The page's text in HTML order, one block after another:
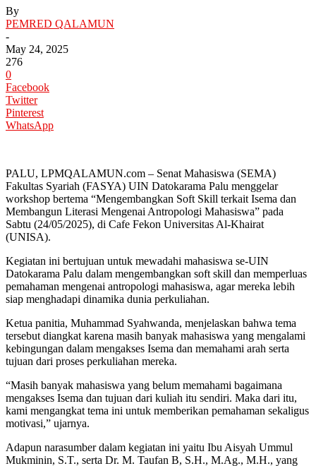
By
PEMRED QALAMUN
-
May 24, 2025
276
0
Facebook
Twitter
Pinterest
WhatsApp
PALU, LPMQALAMUN.com – Senat Mahasiswa (SEMA)
Fakultas Syariah (FASYA) UIN Datokarama Palu menggelar
workshop bertema “Mengembangkan Soft Skill terkait Isema dan
Membangun Literasi Mengenai Antropologi Mahasiswa” pada
Sabtu (24/05/2025), di Cafe Fekon Universitas Al-Khairat
(UNISA).
Kegiatan ini bertujuan untuk mewadahi mahasiswa se-UIN
Datokarama Palu dalam mengembangkan soft skill dan memperluas
pemahaman mengenai antropologi mahasiswa, agar mereka lebih
siap menghadapi dinamika dunia perkuliahan.
Ketua panitia, Muhammad Syahwanda, menjelaskan bahwa tema
tersebut diangkat karena masih banyak mahasiswa yang mengalami
kebingungan dalam mengakses Isema dan memahami arah serta
tujuan dari proses perkuliahan mereka.
“Masih banyak mahasiswa yang belum memahami bagaimana
mengakses Isema dan tujuan dari kuliah itu sendiri. Maka dari itu,
kami mengangkat tema ini untuk memberikan pemahaman sekaligus
motivasi,” ujarnya.
Adapun narasumber dalam kegiatan ini yaitu Ibu Aisyah Ummul
Mukminin, S.T., serta Dr. M. Taufan B, S.H., M.Ag., M.H., yang